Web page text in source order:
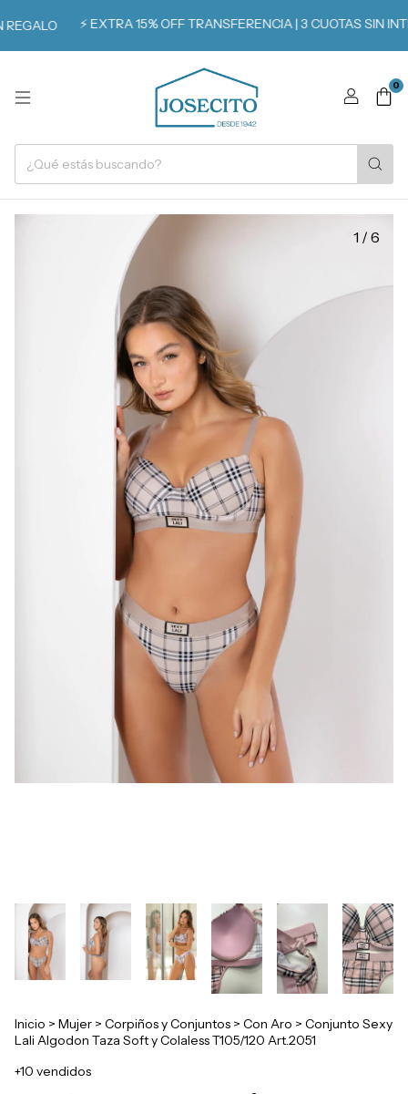
⚡️ EXTRA 15% OFF TRANSFERENCIA | 3 CUOTAS SIN
0
1 / 6
Inicio > Mujer > Corpiños y Conjuntos > Con Aro > Conjunto Sexy
Lali Algodon Taza Soft y Colaless T105/120 Art.2051
+10 vendidos